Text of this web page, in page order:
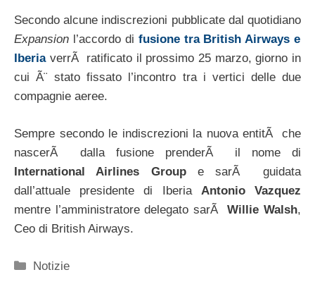
Secondo alcune indiscrezioni pubblicate dal quotidiano
Expansion l’accordo di fusione tra British Airways e
IberiaverrÃ ratificato il prossimo 25 marzo, giorno in
cui Ã¨ stato fissato l’incontro tra i vertici delle due
compagnie aeree.
Sempre secondo le indiscrezioni la nuova entitÃ che
nascerÃ dalla fusione prenderÃ il nome di
International Airlines Groupe sarÃ guidata
dall’attuale presidente di Iberia Antonio Vazquez
mentre l’amministratore delegato sarÃWillie Walsh,
Ceo di British Airways.
Categorie
Notizie